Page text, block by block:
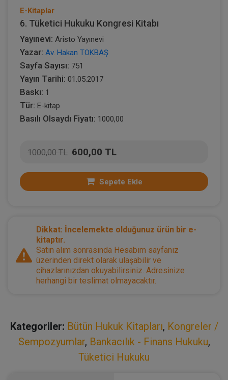
E-Kitaplar
6. Tüketici Hukuku Kongresi Kitabı
Yayınevi: Aristo Yayınevi
Yazar: Av. Hakan TOKBAŞ
Sayfa Sayısı: 751
Yayın Tarihi: 01.05.2017
Baskı: 1
Tür: E-kitap
Basılı Olsaydı Fiyatı: 1000,00
1000,00 TL 600,00 TL
Sepete Ekle
Dikkat: İncelemekte olduğunuz ürün bir e-
kitaptır.
Satın alım sonrasında Hesabım sayfanız
üzerinden direkt olarak ulaşabilir ve
cihazlarınızdan okuyabilirsiniz. Adresinize
herhangi bir teslimat olmayacaktır.
Kategoriler: Bütün Hukuk Kitapları, Kongreler /
Sempozyumlar, Bankacılık - Finans Hukuku,
Tüketici Hukuku